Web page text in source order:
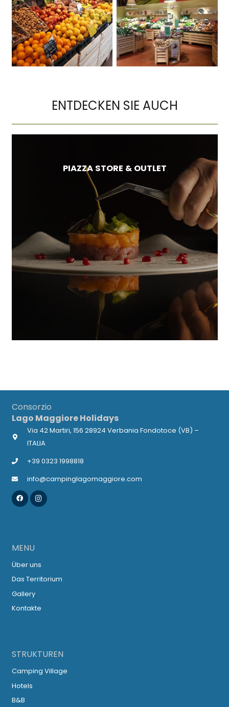
ENTDECKEN SIE AUCH
PIAZZA STORE & OUTLET
Consorzio
Lago Maggiore Holidays
Via 42 Martiri, 156 28924 Verbania Fondotoce (VB) –
ITALIA
+39 0323 1998818
info@campinglagomaggiore.com
MENU
Über uns
Das Territorium
Gallery
Kontakte
STRUKTUREN
Camping Village
Hotels
B&B